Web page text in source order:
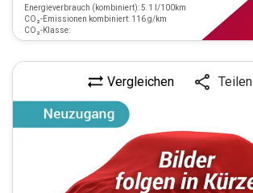
Energieverbrauch (kombiniert): 5.1 l/100km
CO₂-Emissionen kombiniert: 116 g/km
CO₂-Klasse:
Vergleichen Teilen